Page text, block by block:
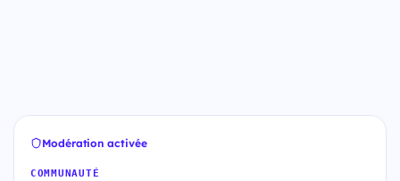
Modération activée
COMMUNAUTÉ